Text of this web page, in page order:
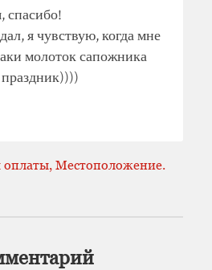
спасибо!
я чувствую, когда мне
молоток сапожника
Местоположение.